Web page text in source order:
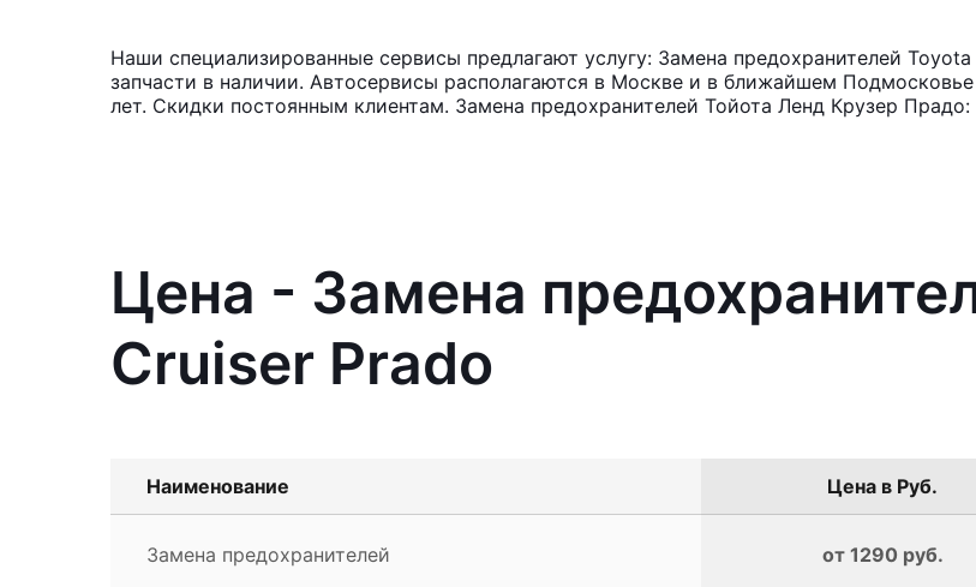
Наши специализированные сервисы предлагают услугу: Замена предохранителей
запчасти в наличии. Автосервисы располагаются в Москве и в ближайшем
лет. Скидки постоянным клиентам. Замена предохранителей Тойота Ленд Крузер Прадо:
Цена - Замена
Cruiser Prado
Наименование Цена в Руб.
Замена предохранителей от 1290 руб.